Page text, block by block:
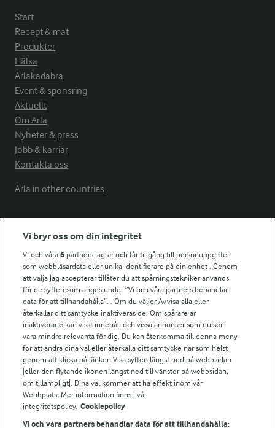
Start
Recept & mat
Produkter
Hälsa
Arlakadabra
Event & sponsring
Aktuellt
Om Arla
Nyheter & press
Jobb & karriär
Kontakta oss
Arla in other countries
Fler Arlasajter
För ägare
Arlas kundportal
Arla.com
Falbygdens Ost
Arla webbshop
Bildbank
Följ oss
Vi bryr oss om din integritet
Vi och våra6 partners lagrar och får tillgång till personuppgifter
som webbläsardata eller unika identifierare på din enhet . Genom
att välja Jag accepterar tillåter du att spårningstekniker används
för de syften som anges under ”Vi och våra partners behandlar
data för att tillhandahålla”. . Om du väljer Avvisa alla eller
återkallar ditt samtycke inaktiveras de. Om spårare är
inaktiverade kan visst innehåll och vissa annonser som du ser
vara mindre relevanta för dig. Du kan återkomma till denna meny
för att ändra dina val eller återkalla ditt samtycke när som helst
genom att klicka på länken Visa syften längst ned på webbsidan
[eller den flytande ikonen längst ned till vänster på webbsidan,
om tillämpligt]. Dina val kommer att ha effekt inom vår
Webbplats. Mer information finns i vår
integritetspolicy. Cookiepolicy
Vi och våra partners behandlar data för att tillhandahålla: